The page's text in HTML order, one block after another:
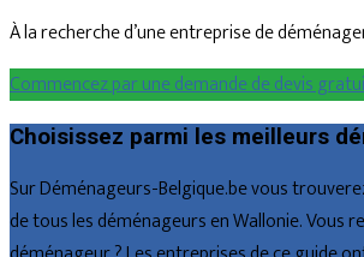
À la recherche d’une entreprise de
Commencez par une demande de devis
Choisissez parmi les meilleurs
Sur Déménageurs-Belgique.be vous
de tous les déménageurs en Wallonie. Vous